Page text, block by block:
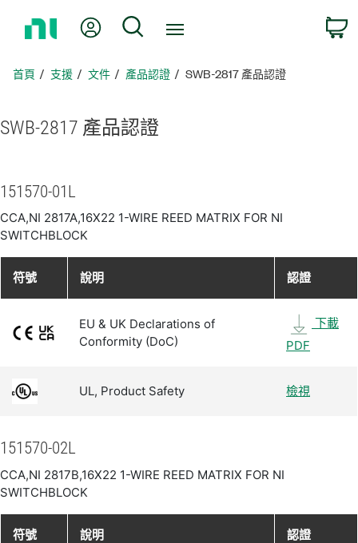
頁
我的帳號 搜尋
首頁 支援 文件 產品認證 SWB-2817 產品認證
SWB-2817 產品認證
151570-01L
CCA,NI 2817A,16X22 1-WIRE REED MATRIX FOR NI
SWITCHBLOCK
符號 說明 認證
EU & UK Declarations of
Conformity (DoC)
下載
PDF
UL, Product Safety 檢視
151570-02L
CCA,NI 2817B,16X22 1-WIRE REED MATRIX FOR NI
SWITCHBLOCK
符號 說明 認證